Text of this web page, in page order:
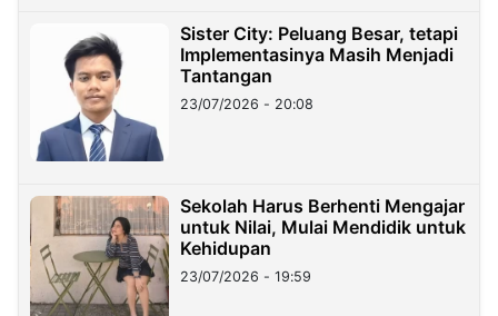
Sister City: Peluang Besar, tetapi
Implementasinya Masih Menjadi
Tantangan
23/07/2026 - 20:08
Sekolah Harus Berhenti Mengajar
untuk Nilai, Mulai Mendidik untuk
Kehidupan
23/07/2026 - 19:59